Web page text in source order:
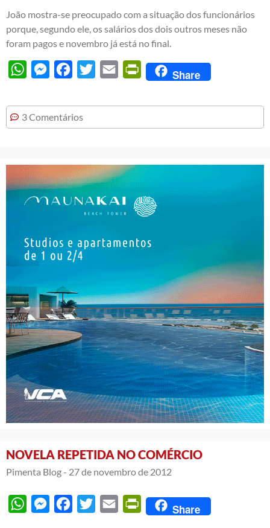
João mostra-se preocupado com a situação dos funcionários
porque, segundo ele, os salários dos dois outros meses não
foram pagos e novembro já está no final.
WhatsAppMessengerFacebook
Twitter Email PrintFriendly
Share
3 Comentários
NOVELA REPETIDA NO COMÉRCIO
Pimenta Blog - 27 de novembro de 2012
WhatsAppMessengerFacebook
Twitter Email PrintFriendly
Share